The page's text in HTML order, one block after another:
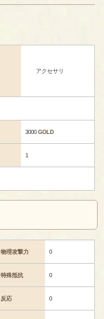
アクセサリ
3000GOLD
1
物理攻撃力 0
特殊抵抗 0
反応 0